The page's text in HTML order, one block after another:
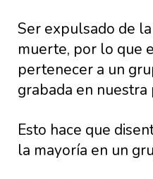
Ser expulsado de
muerte, por lo que
pertenecer a un
grabada en nuestra
Esto hace que
la mayoría en un